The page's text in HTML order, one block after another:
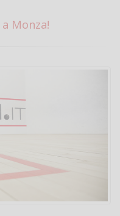
Monza!